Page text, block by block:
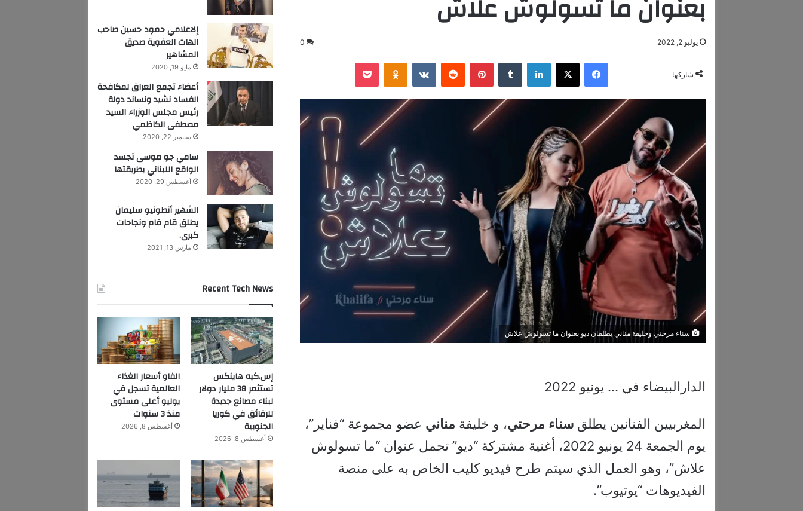
بعنوان ما تسولوش علاش
يوليو 2, 2022 0
شاركها
فيسبوك ‫X لينكدإن ‏Tumblr بينتيريست ‏Reddit
‏VKontakte
Odnoklassniki
‫Pocket
سناء مرحتي وخليفة مناني يطلقان ديو بعنوان ما تسولوش علاش
الدارالبيضاء في … يونيو 2022
المغربيين الفنانين يطلق سناء مرحتي، و خليفة مناني عضو مجموعة “فناير”،
يوم الجمعة 24 يونيو 2022، أغنية مشتركة “ديو” تحمل عنوان “ما تسولوش
علاش”، وهو العمل الذي سيتم طرح فيديو كليب الخاص به على منصة
الفيديوهات “يوتيوب”.
إلاعلامي حمود حسين صاحب
الهات العفوية صديق
المشاهير
مايو 19, 2020
أعضاء تجمع العراق لمكافحة
الفساد نشيد ونساند دولة
رئيس مجلس الوزراء السيد
مصطفى الكاظمي
سبتمبر 22, 2020
سامي جو موسى تجسد
الواقع اللبناني بطريقتها
أغسطس 29, 2020
الشهير أنطونيو سليمان
يطلق قام قام ونجاحات
كبرى.
مارس 13, 2021
Recent Tech News
إس.كيه هاينكس
تستثمر 38 مليار دولار
لبناء مصانع جديدة
للرقائق في كوريا
الجنوبية
أغسطس 8, 2026
الفاو أسعار الغذاء
العالمية تسجل في
يوليو أعلى مستوى
منذ 3 سنوات
أغسطس 8, 2026